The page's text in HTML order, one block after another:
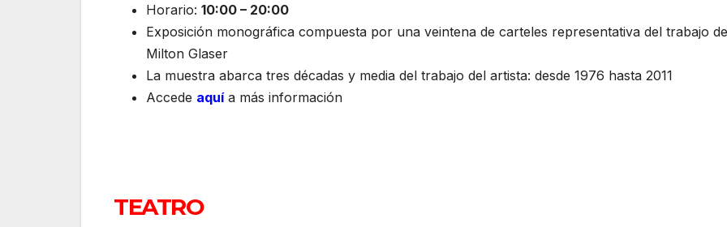
Horario: 10:00 – 20:00
Exposición monográfica compuesta por una veintena de carteles representativa del trabajo de
Milton Glaser
La muestra abarca tres décadas y media del trabajo del artista: desde 1976 hasta 2011
Accede aquí a más información
TEATRO